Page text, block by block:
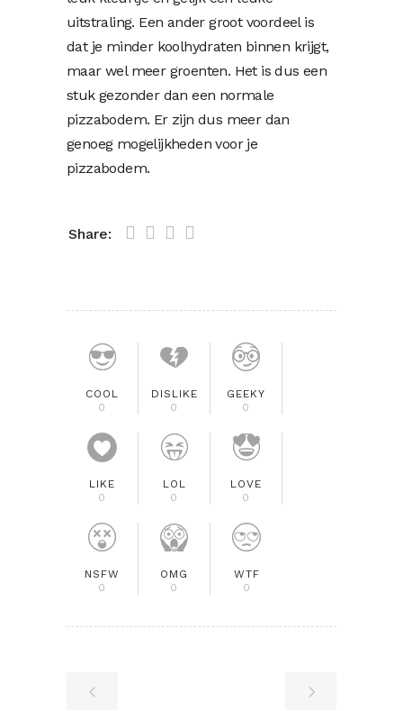
uitstraling. Een ander groot voordeel is
dat je minder koolhydraten binnen krijgt,
maar wel meer groenten. Het is dus een
stuk gezonder dan een normale
pizzabodem. Er zijn dus meer dan
genoeg mogelijkheden voor je
pizzabodem.
Share:
COOL
0
DISLIKE
0
GEEKY
0
LIKE
0
LOL
0
LOVE
0
NSFW
0
OMG
0
WTF
0